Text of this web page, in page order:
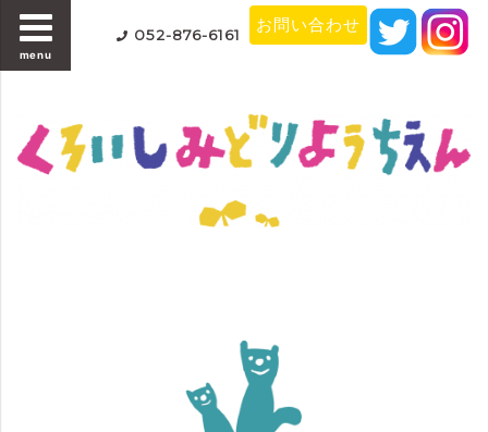
menu
052-876-6161 お問い合わせ